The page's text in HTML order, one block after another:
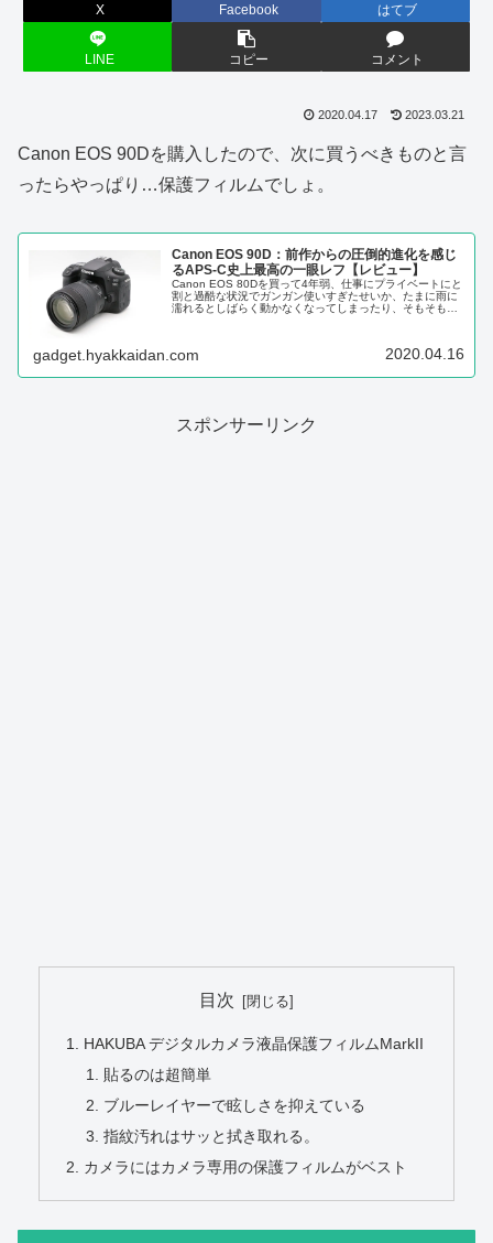
X Facebook はてブ
LINE コピー コメント
2020.04.17 2023.03.21
Canon EOS 90Dを購入したので、次に買うべきものと言
ったらやっぱり…保護フィルムでしょ。
Canon EOS 90D：前作からの圧倒的進化を感じ
るAPS-C史上最高の一眼レフ【レビュー】
Canon EOS 80Dを買って4年弱、仕事にプライベートにと
割と過酷な状況でガンガン使いすぎたせいか、たまに雨に
濡れるとしばらく動かなくなってしまったり、そもそもシ
gadget.hyakkaidan.com 2020.04.16
スポンサーリンク
目次
HAKUBA デジタルカメラ液晶保護フィルムMarkII
貼るのは超簡単
ブルーレイヤーで眩しさを抑えている
指紋汚れはサッと拭き取れる。
カメラにはカメラ専用の保護フィルムがベスト